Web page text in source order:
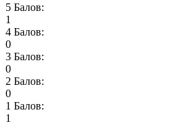
5 Балов:
1
4 Балов:
0
3 Балов:
0
2 Балов:
0
1 Балов:
1